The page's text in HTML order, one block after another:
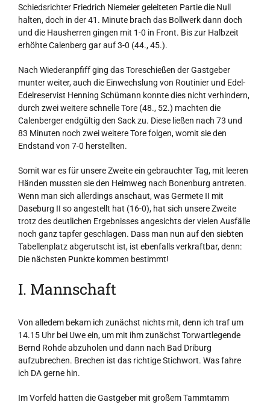
Schiedsrichter Friedrich Niemeier geleiteten Partie die Null
halten, doch in der 41. Minute brach das Bollwerk dann doch
und die Hausherren gingen mit 1-0 in Front. Bis zur Halbzeit
erhöhte Calenberg gar auf 3-0 (44., 45.).
Nach Wiederanpfiff ging das Toreschießen der Gastgeber
munter weiter, auch die Einwechslung von Routinier und Edel-
Edelreservist Henning Schümann konnte dies nicht verhindern,
durch zwei weitere schnelle Tore (48., 52.) machten die
Calenberger endgültig den Sack zu. Diese ließen nach 73 und
83 Minuten noch zwei weitere Tore folgen, womit sie den
Endstand von 7-0 herstellten.
Somit war es für unsere Zweite ein gebrauchter Tag, mit leeren
Händen mussten sie den Heimweg nach Bonenburg antreten.
Wenn man sich allerdings anschaut, was Germete II mit
Daseburg II so angestellt hat (16-0), hat sich unsere Zweite
trotz des deutlichen Ergebnisses angesichts der vielen Ausfälle
noch ganz tapfer geschlagen. Dass man nun auf den siebten
Tabellenplatz abgerutscht ist, ist ebenfalls verkraftbar, denn:
Die nächsten Punkte kommen bestimmt!
I. Mannschaft
Von alledem bekam ich zunächst nichts mit, denn ich traf um
14.15 Uhr bei Uwe ein, um mit ihm zunächst Torwartlegende
Bernd Rohde abzuholen und dann nach Bad Driburg
aufzubrechen. Brechen ist das richtige Stichwort. Was fahre
ich DA gerne hin.
Im Vorfeld hatten die Gastgeber mit großem Tammtamm